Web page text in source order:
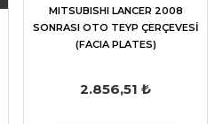
MITSUBISHI LANCER 2008
SONRASI OTO TEYP ÇERÇEVESİ
(FACIA PLATES)
2.856,51 ₺